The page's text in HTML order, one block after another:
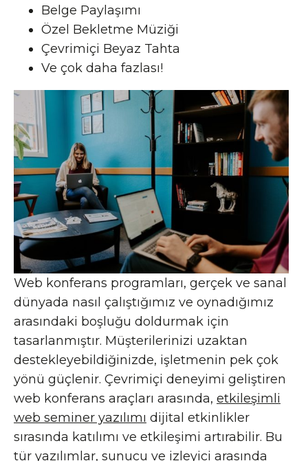
Belge Paylaşımı
Özel Bekletme Müziği
Çevrimiçi Beyaz Tahta
Ve çok daha fazlası!
Web konferans programları, gerçek ve sanal
dünyada nasıl çalıştığımız ve oynadığımız
arasındaki boşluğu doldurmak için
tasarlanmıştır. Müşterilerinizi uzaktan
destekleyebildiğinizde, işletmenin pek çok
yönü güçlenir. Çevrimiçi deneyimi geliştiren
web konferans araçları arasında, etkileşimli
web seminer yazılımı dijital etkinlikler
sırasında katılımı ve etkileşimi artırabilir. Bu
tür yazılımlar, sunucu ve izleyici arasında